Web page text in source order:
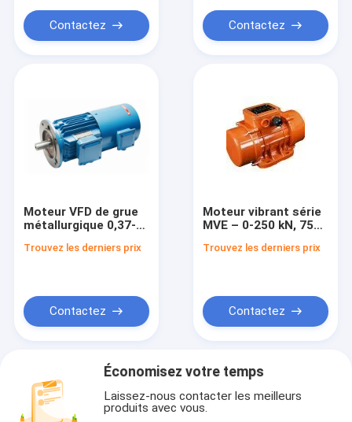
Contactez Contactez
Moteur VFD de grue
métallurgique 0,37-
Trouvez les derniers prix
Contactez
Moteur vibrant série
MVE – 0-250 kN, 750-
Trouvez les derniers prix
Contactez
Économisez votre temps
Laissez-nous contacter les meilleurs
produits avec vous.